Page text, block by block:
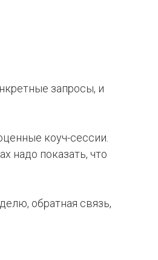
запросы, и
коуч-сессии.
надо показать, что
обратная связь,